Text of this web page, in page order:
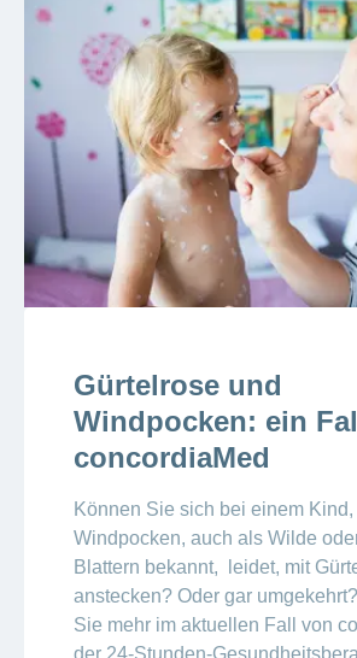
Gürtelrose und
Windpocken: ein
concordiaMed
Können Sie sich bei einem Kind,
Windpocken, auch als Wilde
Blattern bekannt, leidet, mit
anstecken? Oder gar
Sie mehr im aktuellen Fall von
der 24-Stunden-